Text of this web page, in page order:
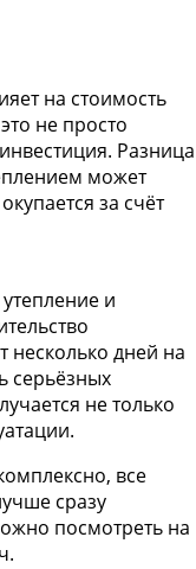
на стоимость
не просто
Разница
может
за счёт
и
несколько дней на
серьёзных
не только
все
сразу
посмотреть на
.